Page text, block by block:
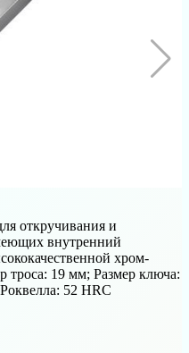
откручивания и
внутренний
хром-
троса: 19 мм; Размер ключа:
52 HRC